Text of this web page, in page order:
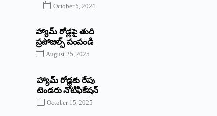
October 5, 2024
హ్యామ్‌ రోడ్లపై తుది
ప్రపోజల్స్‌ పంపండి
August 25, 2025
హ్యామ్‌ రోడ్లకు రేపు
టెండరు నోటిఫికేషన్‌
October 15, 2025